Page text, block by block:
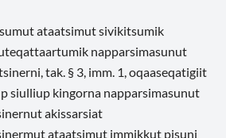
ataatsimut sivikitsumik
napparsimasunut
tak. § 3, imm. 1, oqaaseqatigiit
siulliup kingorna napparsimasunut
akissarsiat
ataatsimut immikkut pisuni